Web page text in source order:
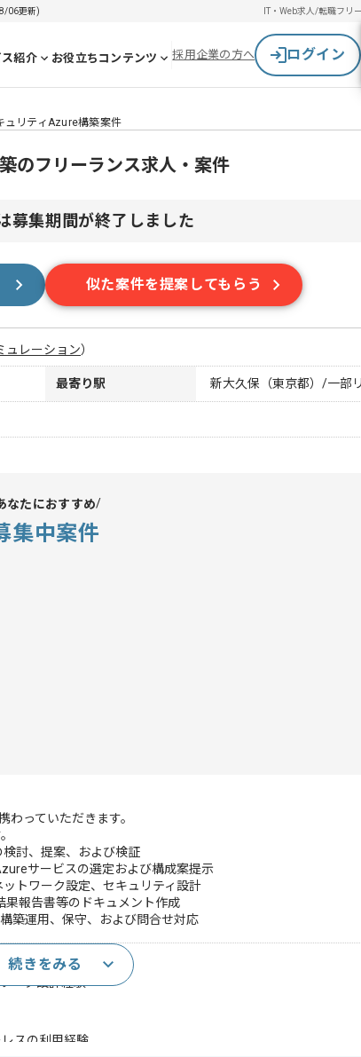
06更新) IT・Web求人/転職フリ
紹介 お役立ちコンテンツ 採用企業の方へ ログイン
ュリティAzure構築案件
のフリーランス求人・案件
募集期間が終了しました
似た案件を提案してもらう
ュレーション）
最寄り駅 新大久保（東京都）/一部
なたにおすすめ
集中案件
わっていただきます。
討、提案、および検証
サービスの選定および構成案提示
トワーク設定、セキュリティ設計
報告書等のドキュメント作成
築運用、保守、および問合せ対応
ーク設計経験
スの利用経験
続きをみる